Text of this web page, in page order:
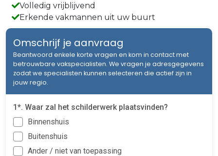
Volledig vrijblijvend
Erkende vakmannen uit uw buurt
Omschrijf je aanvraag
Beantwoord enkele korte vragen en kom in contact met
betrouwbare vakspecialisten. We vragen je adresgegevens
zodat we specialisten kunnen selecteren die actief zijn in
jouw regio.
1*. Waar zal het schilderwerk plaatsvinden?
Binnenshuis
Buitenshuis
Ander / niet van toepassing